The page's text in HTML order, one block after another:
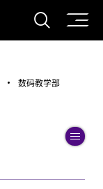
打开
数码教学部